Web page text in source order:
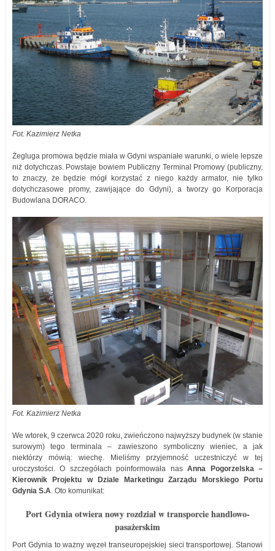
Fot. Kazimierz Netka
Żegluga promowa będzie miała w Gdyni wspaniałe warunki, o wiele lepsze
niż dotychczas. Powstaje bowiem Publiczny Terminal Promowy (publiczny,
to znaczy, że będzie mógł korzystać z niego każdy armator, nie tylko
dotychczasowe promy, zawijające do Gdyni), a tworzy go Korporacja
Budowlana DORACO.
Fot. Kazimierz Netka
We wtorek, 9 czerwca 2020 roku, zwieńczono najwyższy budynek (w stanie
surowym) tego terminala – zawieszono symboliczny wieniec, a jak
niektórzy mówią: wiechę. Mieliśmy przyjemność uczestniczyć w tej
uroczystości. O szczegółach poinformowała nasAnna Pogorzelska –
Kierownik Projektu w Dziale Marketingu Zarządu Morskiego Portu
Gdynia S.A. Oto komunikat:
Port Gdynia otwiera nowy rozdział w transporcie handlowo-
pasażerskim
Port Gdynia to ważny węzeł transeuropejskiej sieci transportowej. Stanowi